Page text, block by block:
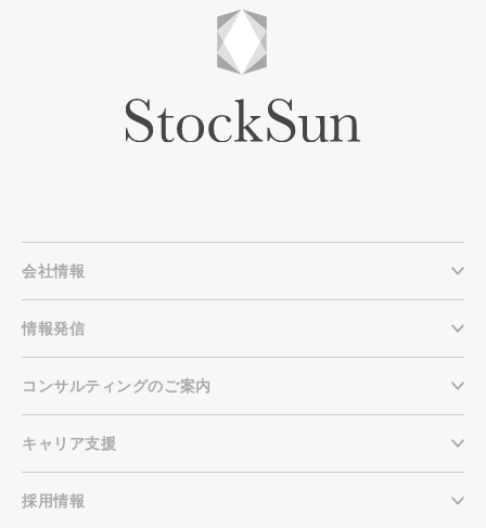
会社情報
情報発信
コンサルティングのご案内
キャリア支援
採用情報